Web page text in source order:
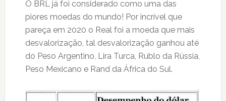
O BRL já foi considerado como uma das
piores moedas do mundo! Por incrível que
pareça em 2020 o Real foi a moeda que mais
desvalorização, tal desvalorização ganhou até
do Peso Argentino, Lira Turca, Rublo da Rússia,
Peso Mexicano e Rand da África do Sul.